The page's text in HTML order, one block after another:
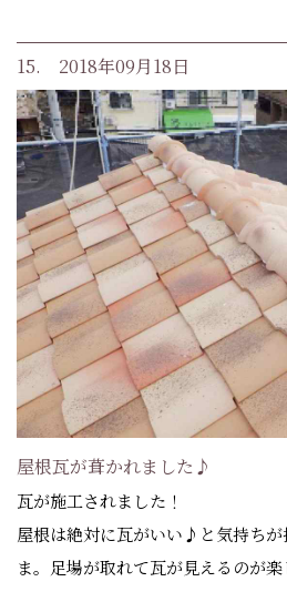
15. 2018年09月18日
屋根瓦が葺かれました♪
瓦が施工されました！
屋根は絶対に瓦がいい♪と気持ちが
ま。足場が取れて瓦が見えるのが楽